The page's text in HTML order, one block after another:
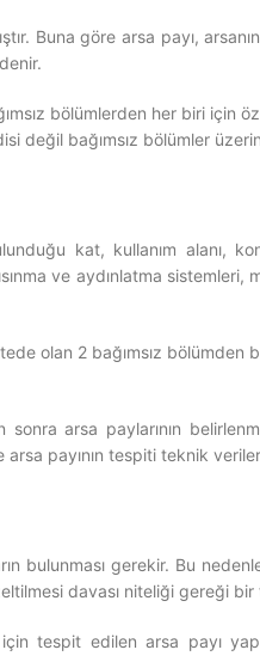
Buna göre arsa payı,
bölümlerden her biri için
değil bağımsız bölümler
kat, kullanım alanı,
ve aydınlatma
olan 2 bağımsız bölümden
arsa paylarının
payının tespiti teknik
bulunması gerekir. Bu
davası niteliği gereği bir
tespit edilen arsa payı